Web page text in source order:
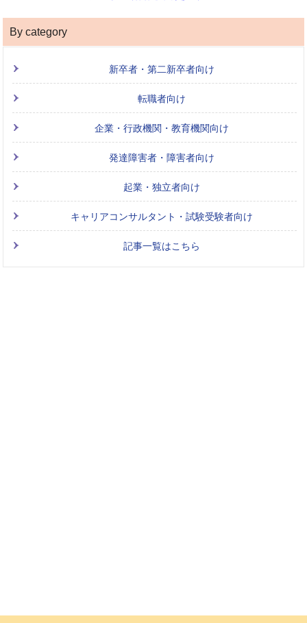
By category
新卒者・第二新卒者向け
転職者向け
企業・行政機関・教育機関向け
発達障害者・障害者向け
起業・独立者向け
キャリアコンサルタント・試験受験者向け
記事一覧はこちら